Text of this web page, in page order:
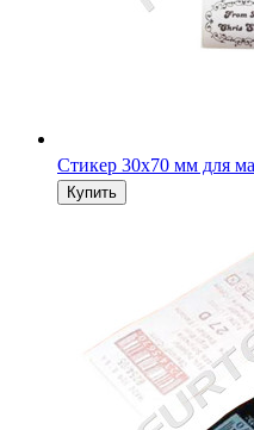
Стикер 30х70 мм для